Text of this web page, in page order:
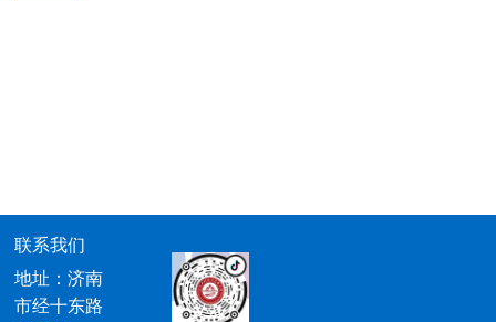
联系我们
地址：济南
市经十东路